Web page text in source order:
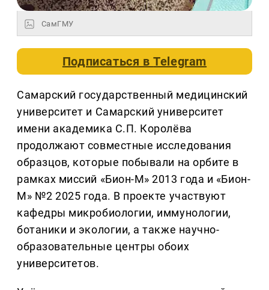
СамГМУ
Подписаться вTelegram
Самарский государственный медицинский
университет и Самарский университет
имени академика С.П. Королёва
продолжают совместные исследования
образцов, которые побывали на орбите в
рамках миссий «Бион-М» 2013 года и «Бион-
М» №2 2025 года. В проекте участвуют
кафедры микробиологии, иммунологии,
ботаники и экологии, а также научно-
образовательные центры обоих
университетов.